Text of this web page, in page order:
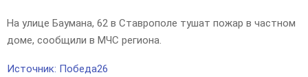
Y
M
На улице Баумана, 62 в Ставрополе тушат пожар в частном
доме, сообщили в МЧС региона.
Источник: Победа26